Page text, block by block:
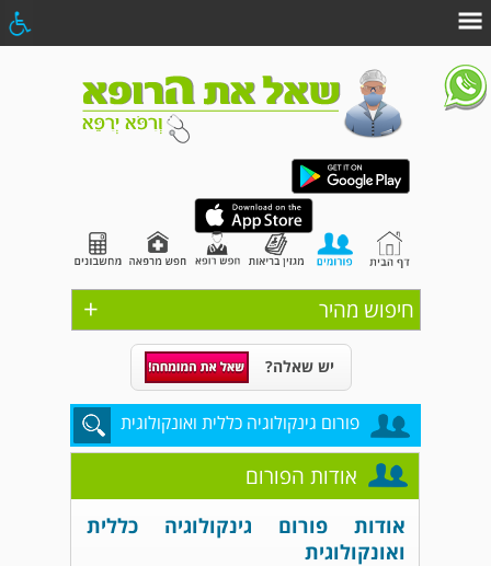
+ חיפוש מהיר
יש שאלה?
פורום גינקולוגיה כללית ואונקולוגית
אודות הפורום
אודות פורום גינקולוגיה כללית
ואונקולוגית